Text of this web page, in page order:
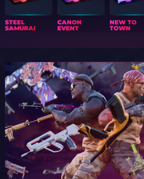
STEEL
SAMURAI
CANON
EVENT
NEW TO
TOWN